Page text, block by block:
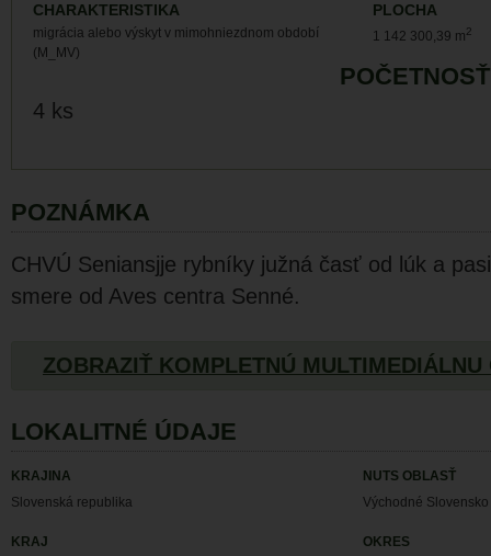
CHARAKTERISTIKA
migrácia alebo výskyt v mimohniezdnom období
(M_MV)
PLOCHA
1 142 300,39 m2
POČETNOSŤ
4 ks
POZNÁMKA
CHVÚ Seniansjje rybníky južná časť od lúk a
smere od Aves centra Senné.
ZOBRAZIŤ KOMPLETNÚ MULTIMEDIÁLNU
LOKALITNÉ ÚDAJE
KRAJINA
Slovenská republika
NUTS OBLASŤ
Východné Slovensko
KRAJ
OKRES